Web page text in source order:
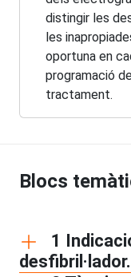
distingir les
les
oportuna en
programació
tractament.
Blocs
1
desfibril·lador.